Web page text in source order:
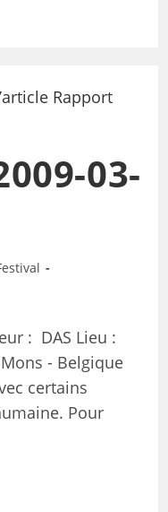
03-
: DAS Lieu :
- Belgique
certains
Pour